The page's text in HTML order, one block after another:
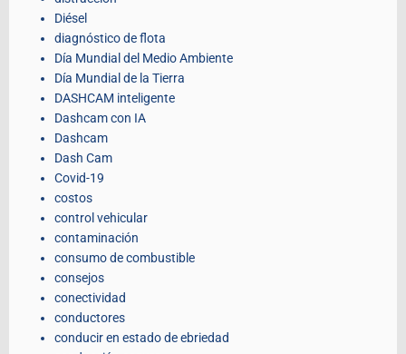
Diésel
diagnóstico de flota
Día Mundial del Medio Ambiente
Día Mundial de la Tierra
DASHCAM inteligente
Dashcam con IA
Dashcam
Dash Cam
Covid-19
costos
control vehicular
contaminación
consumo de combustible
consejos
conectividad
conductores
conducir en estado de ebriedad